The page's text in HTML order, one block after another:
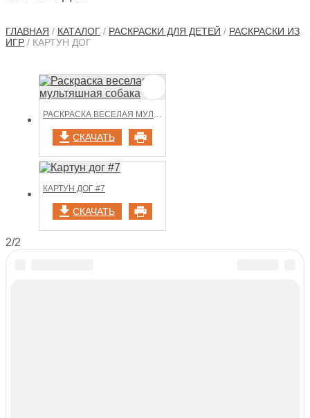
ГЛАВНАЯ / КАТАЛОГ / РАСКРАСКИ ДЛЯ ДЕТЕЙ / РАСКРАСКИ ИЗ
ИГР / КАРТУН ДОГ
РАСКРАСКА ВЕСЕЛАЯ МУЛЬТЯШНАЯ СОБАКА
СКАЧАТЬ
КАРТУН ДОГ #7
СКАЧАТЬ
2/2